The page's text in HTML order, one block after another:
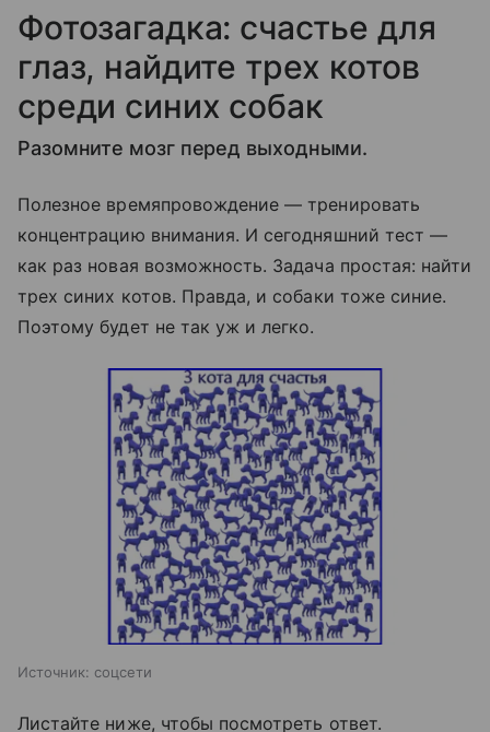
Фотозагадка: счастье для
глаз, найдите трех котов
среди синих собак
Разомните мозг перед выходными.
Полезное времяпровождение — тренировать
концентрацию внимания. И сегодняшний тест —
как раз новая возможность. Задача простая: найти
трех синих котов. Правда, и собаки тоже синие.
Поэтому будет не так уж и легко.
Источник: соцсети
Листайте ниже, чтобы посмотреть ответ.